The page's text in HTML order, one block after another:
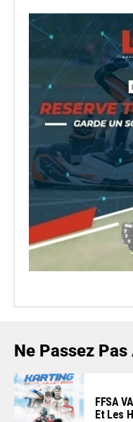
Ne Passez Pas
FFSA
Et Les